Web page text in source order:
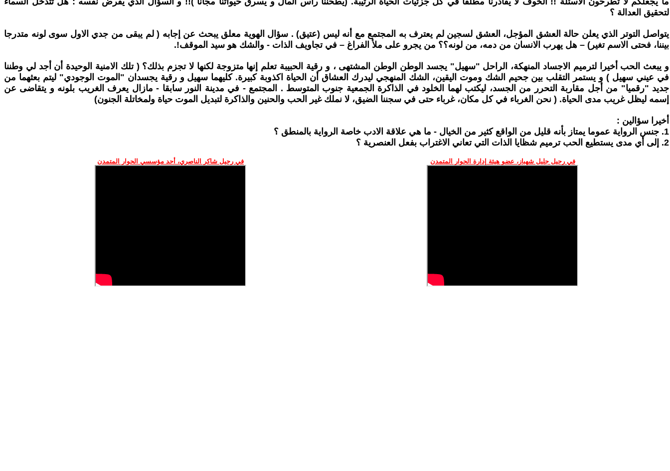
لتحقيق العدالة ؟
يتواصل التوتر الذي يعلن حالة العشق المؤجل، العشق لسجين لم يعترف به المجتمع مع أنه ليس (عتيق) . سؤال الهوية معلق يبحث عن إجابه ( لم يبقى من جدي الاول سوى لونه متدرجا
بيننا، فحتى الاسم تغير) – هل يهرب الانسان من دمه، من لونه؟؟ من يجرو على ملأ الفراغ – في تجاويف الذات - والشك هو سيد الموقف!.
و يبعث الحب أخيرا لترميم الاجساد المنهكة، الراحل "سهيل" يجسد الوطن الوطن المشتهى ، و رقية الحبيبة تعلم إنها متزوجة لكنها لا تجزم بذلك؟ ( تلك الامنية الوحيدة أن أجد لي وطننا
في عيني سهيل ) و يستمر التقلب بين جحيم الشك وموت اليقين، الشك المنهجي ليدرك العشاق أن الحياة اكذوبة كبيرة. كليهما سهيل و رقية يجسدان "الموت الوجودي" ليتم بعثهما من
جديد "رقميا" من أجل مقاربة التحرر من الجسد، ليكتب لهما الخلود في الذاكرة الجمعية جنوب المتوسط . المجتمع - في مدينة النور سابقا - مازال يعرف الغريب بلونه و يتقاضى عن
إسمه ليظل غريب مدى الحياة. ( نحن الغرباء في كل مكان، غرباء حتى في سجننا الضيق، لا نملك غير الحب والحنين والذاكرة لتبديل الموت حياة ولمخاتلة الجنون)
أخيرا سؤالين :
1. جنس الرواية عموما يمتاز بأنه قليل من الواقع كثير من الخيال - ما هي علاقة الادب خاصة الرواية بالمنطق ؟
2. إلى أي مدى يستطيع الحب ترميم شظايا الذات التي تعاني الاغتراب بفعل العنصرية ؟
في رحيل جليل شهباز، عضو هيئة إدارة الحوار المتمدن في رحيل شاكر الناصري، أحد مؤسسي الحوار المتمدن